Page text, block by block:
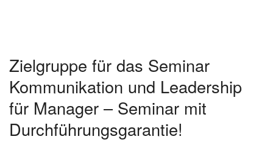
Zielgruppe für das Seminar
Kommunikation und Leadership
für Manager – Seminar mit
Durchführungsgarantie!